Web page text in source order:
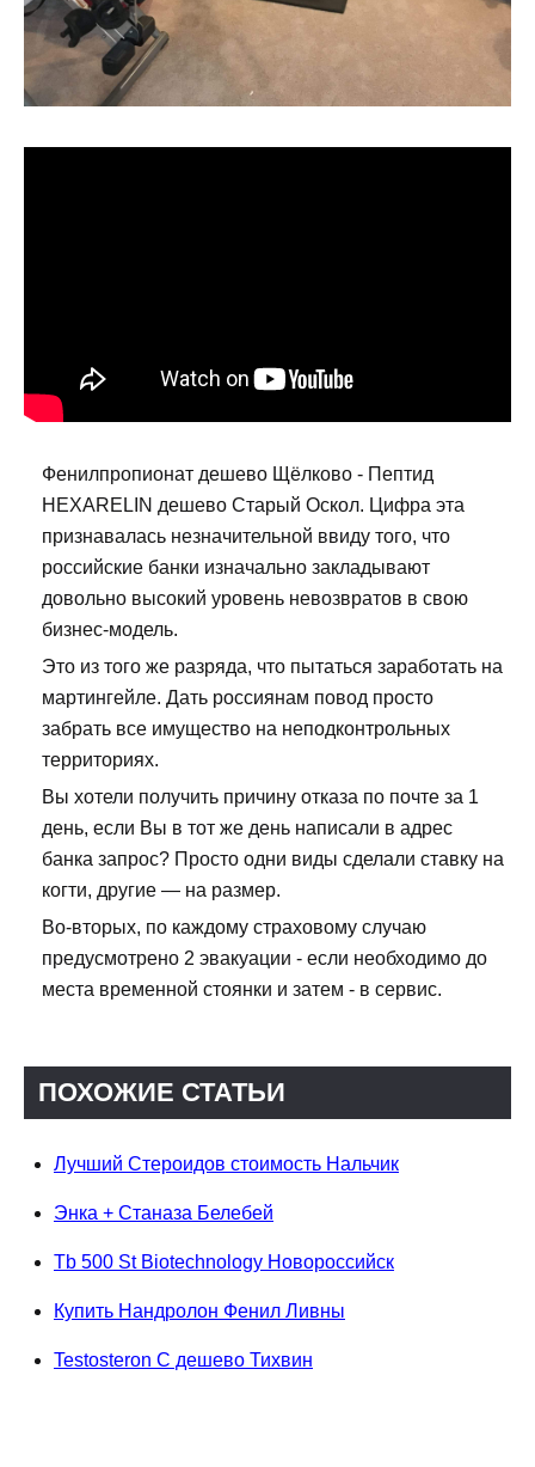
Фенилпропионат дешево Щёлково - Пептид
HEXARELIN дешево Старый Оскол. Цифра эта
признавалась незначительной ввиду того, что
российские банки изначально закладывают
довольно высокий уровень невозвратов в свою
бизнес-модель.
Это из того же разряда, что пытаться заработать на
мартингейле. Дать россиянам повод просто
забрать все имущество на неподконтрольных
территориях.
Вы хотели получить причину отказа по почте за 1
день, если Вы в тот же день написали в адрес
банка запрос? Просто одни виды сделали ставку на
когти, другие — на размер.
Во-вторых, по каждому страховому случаю
предусмотрено 2 эвакуации - если необходимо до
места временной стоянки и затем - в сервис.
ПОХОЖИЕ СТАТЬИ
Лучший Стероидов стоимость Нальчик
Энка + Станаза Белебей
Tb 500 St Biotechnology Новороссийск
Купить Нандролон Фенил Ливны
Testosteron C дешево Тихвин